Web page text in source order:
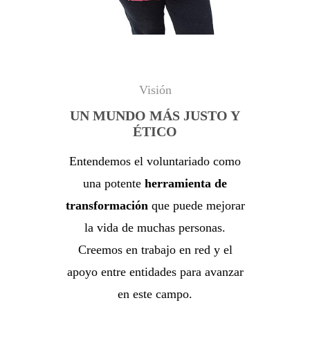
Visión
UN MUNDO MÁS JUSTO Y
ÉTICO
Entendemos el voluntariado como
una potente herramienta de
transformaciónque puede mejorar
la vida de muchas personas.
Creemos en trabajo en red y el
apoyo entre entidades para avanzar
en este campo.